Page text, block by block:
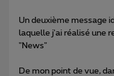
Un deuxième message
laquelle j'ai réalisé une
"News"
De mon point de vue,